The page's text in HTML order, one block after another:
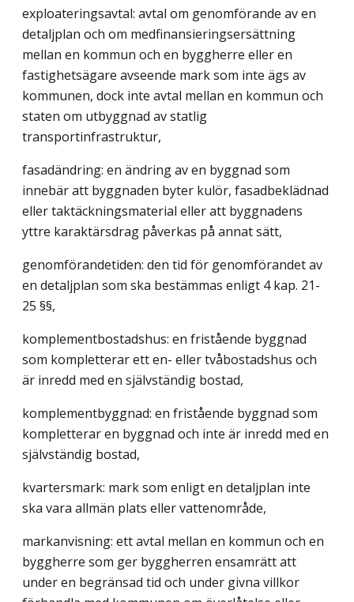
exploateringsavtal: avtal om genomförande av en
detaljplan och om medfinansieringsersättning
mellan en kommun och en byggherre eller en
fastighetsägare avseende mark som inte ägs av
kommunen, dock inte avtal mellan en kommun och
staten om utbyggnad av statlig
transportinfrastruktur,
fasadändring: en ändring av en byggnad som
innebär att byggnaden byter kulör, fasadbeklädnad
eller taktäckningsmaterial eller att byggnadens
yttre karaktärsdrag påverkas på annat sätt,
genomförandetiden: den tid för genomförandet av
en detaljplan som ska bestämmas enligt 4 kap. 21-
25 §§,
komplementbostadshus: en fristående byggnad
som kompletterar ett en- eller tvåbostadshus och
är inredd med en självständig bostad,
komplementbyggnad: en fristående byggnad som
kompletterar en byggnad och inte är inredd med en
självständig bostad,
kvartersmark: mark som enligt en detaljplan inte
ska vara allmän plats eller vattenområde,
markanvisning: ett avtal mellan en kommun och en
byggherre som ger byggherren ensamrätt att
under en begränsad tid och under givna villkor